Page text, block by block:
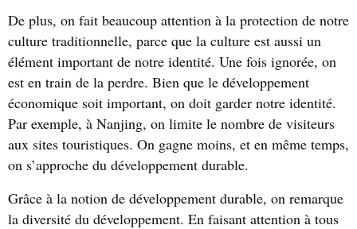
De plus, on fait beaucoup attention à la protection de notre
culture traditionnelle, parce que la culture est aussi un
élément important de notre identité. Une fois ignorée, on
est en train de la perdre. Bien que le développement
économique soit important, on doit garder notre identité.
Par exemple, à Nanjing, on limite le nombre de visiteurs
aux sites touristiques. On gagne moins, et en même temps,
on s’approche du développement durable.
Grâce à la notion de développement durable, on remarque
la diversité du développement. En faisant attention à tous